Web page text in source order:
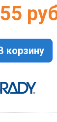
В корзину